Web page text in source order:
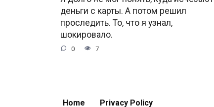
деньги с карты. А потом решил
проследить. То, что я узнал,
шокировало.
0 7
Home Privacy Policy